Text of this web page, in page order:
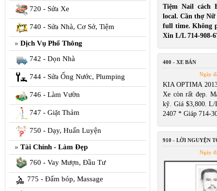
720 - Sửa Xe
740 - Sửa Nhà, Cơ Sở, Tiệm
Dịch Vụ Phổ Thông
742 - Dọn Nhà
744 - Sửa Ống Nước, Plumping
746 - Làm Vườn
747 - Giặt Thảm
750 - Dạy, Huấn Luyện
Tài Chính - Làm Đẹp
760 - Vay Mượn, Đầu Tư
775 - Đấm bóp, Massage
Tiệm Nail cách
local. Cần thợ Nữ
full time. Không
Xin L/L 714-908-
400 - XE BÁN
Ngày
KIA OPTIMA
Xe còn rất đẹp.
kỹ. Giá $3,800. L/
2407 * Giáp 714-
910 - LỜI NGUYỆN
Ngày